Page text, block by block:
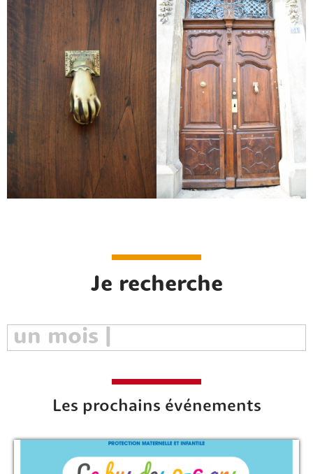
Rechercher sur le site
Je recherche
Les prochains événements